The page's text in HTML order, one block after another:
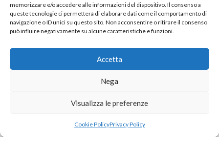
memorizzare e/o accedere alle informazioni del dispositivo. Il consenso a
queste tecnologie ci permetterà di elaborare dati come il comportamento di
navigazione o ID unici su questo sito. Non acconsentire o ritirare il consenso
può influire negativamente su alcune caratteristiche e funzioni.
Accetta
Nega
Visualizza le preferenze
Cookie PolicyPrivacy Policy
Pubblicità
Sitemap
RUBRICHE
Urban Video
© 2024 UP di Poggianti Simona | Urban Livorno è una testata giornalistica